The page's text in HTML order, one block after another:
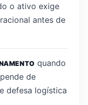
o ativo exige
antes de
quando
de
defesa logística